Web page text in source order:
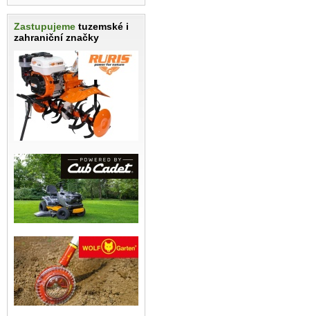
Zastupujeme tuzemské i
zahraniční značky